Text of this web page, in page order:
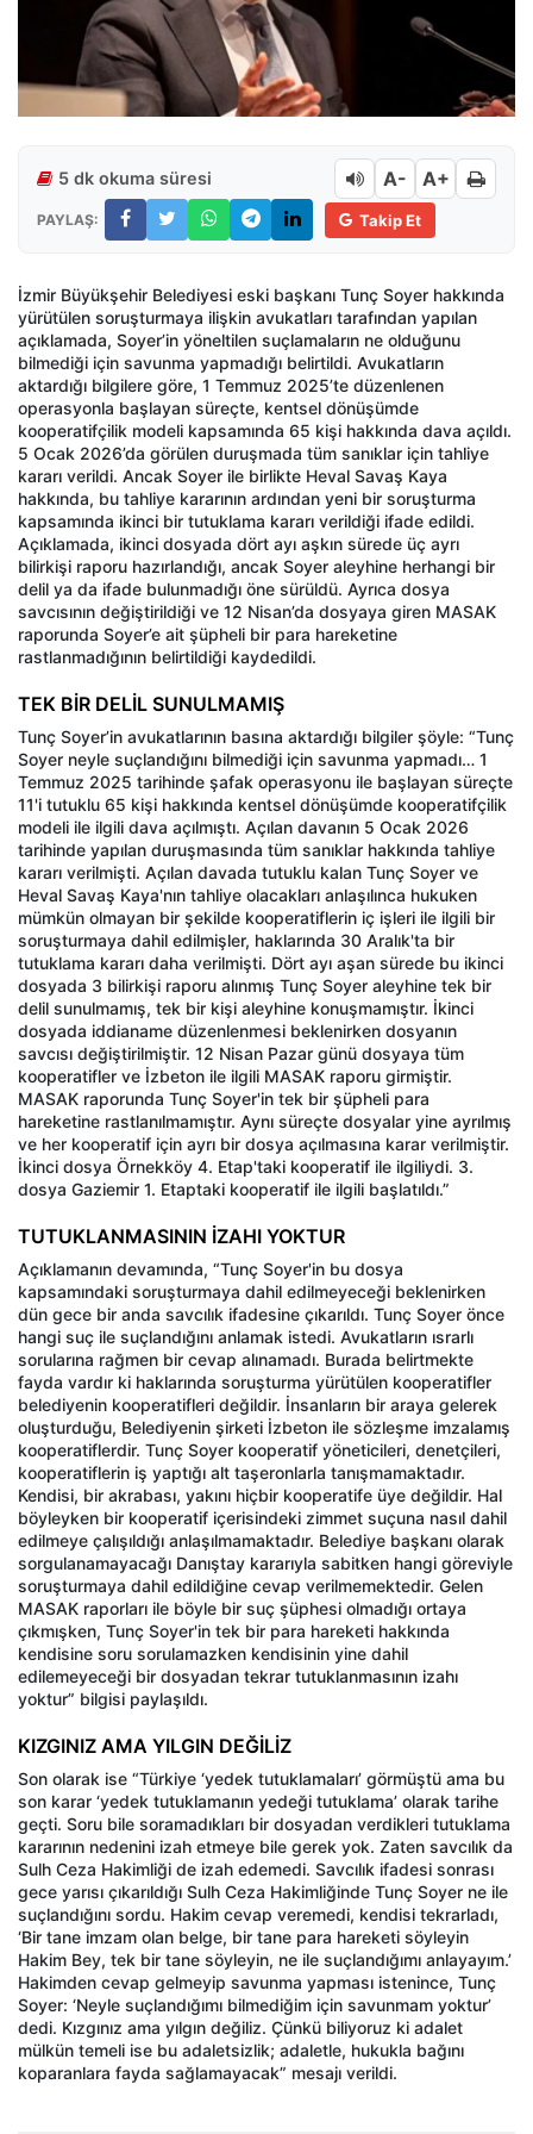
5 dk okuma süresi A- A+
PAYLAŞ: Takip Et
İzmir Büyükşehir Belediyesi eski başkanı Tunç Soyer hakkında
yürütülen soruşturmaya ilişkin avukatları tarafından yapılan
açıklamada, Soyer’in yöneltilen suçlamaların ne olduğunu
bilmediği için savunma yapmadığı belirtildi. Avukatların
aktardığı bilgilere göre, 1 Temmuz 2025’te düzenlenen
operasyonla başlayan süreçte, kentsel dönüşümde
kooperatifçilik modeli kapsamında 65 kişi hakkında dava açıldı.
5 Ocak 2026’da görülen duruşmada tüm sanıklar için tahliye
kararı verildi. Ancak Soyer ile birlikte Heval Savaş Kaya
hakkında, bu tahliye kararının ardından yeni bir soruşturma
kapsamında ikinci bir tutuklama kararı verildiği ifade edildi.
Açıklamada, ikinci dosyada dört ayı aşkın sürede üç ayrı
bilirkişi raporu hazırlandığı, ancak Soyer aleyhine herhangi bir
delil ya da ifade bulunmadığı öne sürüldü. Ayrıca dosya
savcısının değiştirildiği ve 12 Nisan’da dosyaya giren MASAK
raporunda Soyer’e ait şüpheli bir para hareketine
rastlanmadığının belirtildiği kaydedildi.
TEK BİR DELİL SUNULMAMIŞ
Tunç Soyer’in avukatlarının basına aktardığı bilgiler şöyle: “Tunç
Soyer neyle suçlandığını bilmediği için savunma yapmadı… 1
Temmuz 2025 tarihinde şafak operasyonu ile başlayan süreçte
11'i tutuklu 65 kişi hakkında kentsel dönüşümde kooperatifçilik
modeli ile ilgili dava açılmıştı. Açılan davanın 5 Ocak 2026
tarihinde yapılan duruşmasında tüm sanıklar hakkında tahliye
kararı verilmişti. Açılan davada tutuklu kalan Tunç Soyer ve
Heval Savaş Kaya'nın tahliye olacakları anlaşılınca hukuken
mümkün olmayan bir şekilde kooperatiflerin iç işleri ile ilgili bir
soruşturmaya dahil edilmişler, haklarında 30 Aralık'ta bir
tutuklama kararı daha verilmişti. Dört ayı aşan sürede bu ikinci
dosyada 3 bilirkişi raporu alınmış Tunç Soyer aleyhine tek bir
delil sunulmamış, tek bir kişi aleyhine konuşmamıştır. İkinci
dosyada iddianame düzenlenmesi beklenirken dosyanın
savcısı değiştirilmiştir. 12 Nisan Pazar günü dosyaya tüm
kooperatifler ve İzbeton ile ilgili MASAK raporu girmiştir.
MASAK raporunda Tunç Soyer'in tek bir şüpheli para
hareketine rastlanılmamıştır. Aynı süreçte dosyalar yine ayrılmış
ve her kooperatif için ayrı bir dosya açılmasına karar verilmiştir.
İkinci dosya Örnekköy 4. Etap'taki kooperatif ile ilgiliydi. 3.
dosya Gaziemir 1. Etaptaki kooperatif ile ilgili başlatıldı.”
TUTUKLANMASININ İZAHI YOKTUR
Açıklamanın devamında, “Tunç Soyer'in bu dosya
kapsamındaki soruşturmaya dahil edilmeyeceği beklenirken
dün gece bir anda savcılık ifadesine çıkarıldı. Tunç Soyer önce
hangi suç ile suçlandığını anlamak istedi. Avukatların ısrarlı
sorularına rağmen bir cevap alınamadı. Burada belirtmekte
fayda vardır ki haklarında soruşturma yürütülen kooperatifler
belediyenin kooperatifleri değildir. İnsanların bir araya gelerek
oluşturduğu, Belediyenin şirketi İzbeton ile sözleşme imzalamış
kooperatiflerdir. Tunç Soyer kooperatif yöneticileri, denetçileri,
kooperatiflerin iş yaptığı alt taşeronlarla tanışmamaktadır.
Kendisi, bir akrabası, yakını hiçbir kooperatife üye değildir. Hal
böyleyken bir kooperatif içerisindeki zimmet suçuna nasıl dahil
edilmeye çalışıldığı anlaşılmamaktadır. Belediye başkanı olarak
sorgulanamayacağı Danıştay kararıyla sabitken hangi göreviyle
soruşturmaya dahil edildiğine cevap verilmemektedir. Gelen
MASAK raporları ile böyle bir suç şüphesi olmadığı ortaya
çıkmışken, Tunç Soyer'in tek bir para hareketi hakkında
kendisine soru sorulamazken kendisinin yine dahil
edilemeyeceği bir dosyadan tekrar tutuklanmasının izahı
yoktur” bilgisi paylaşıldı.
KIZGINIZ AMA YILGIN DEĞİLİZ
Son olarak ise “Türkiye ‘yedek tutuklamaları’ görmüştü ama bu
son karar ‘yedek tutuklamanın yedeği tutuklama’ olarak tarihe
geçti. Soru bile soramadıkları bir dosyadan verdikleri tutuklama
kararının nedenini izah etmeye bile gerek yok. Zaten savcılık da
Sulh Ceza Hakimliği de izah edemedi. Savcılık ifadesi sonrası
gece yarısı çıkarıldığı Sulh Ceza Hakimliğinde Tunç Soyer ne ile
suçlandığını sordu. Hakim cevap veremedi, kendisi tekrarladı,
‘Bir tane imzam olan belge, bir tane para hareketi söyleyin
Hakim Bey, tek bir tane söyleyin, ne ile suçlandığımı anlayayım.’
Hakimden cevap gelmeyip savunma yapması istenince, Tunç
Soyer: ‘Neyle suçlandığımı bilmediğim için savunmam yoktur’
dedi. Kızgınız ama yılgın değiliz. Çünkü biliyoruz ki adalet
mülkün temeli ise bu adaletsizlik; adaletle, hukukla bağını
koparanlara fayda sağlamayacak” mesajı verildi.